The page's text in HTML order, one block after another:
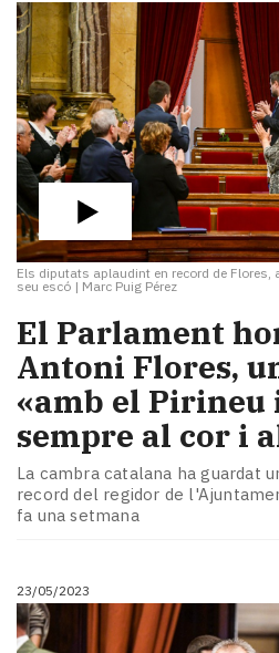
Els diputats aplaudint en record de
seu escó | Marc Puig Pérez
El Parlament
Antoni Flores,
«amb el Pirineu
sempre al cor i
La cambra catalana ha guardat
record del regidor de
fa una setmana
23/05/2023